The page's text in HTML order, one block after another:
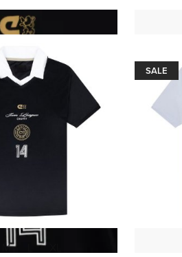
M
SALE